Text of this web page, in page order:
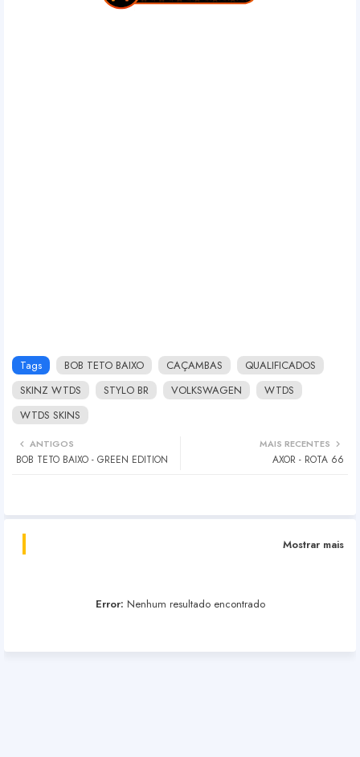
Tags BOB TETO BAIXO CAÇAMBAS
QUALIFICADOS
SKINZ WTDS
STYLO BR VOLKSWAGEN
WTDS
WTDS SKINS
MAIS RECENTES
AXOR - ROTA 66
ANTIGOS
BOB TETO BAIXO - GREEN EDITION
Mostrar mais
Error: Nenhum resultado encontrado